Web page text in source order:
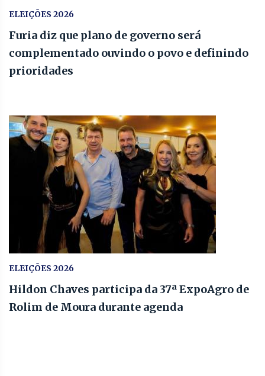
ELEIÇÕES 2026
Furia diz que plano de governo será
complementado ouvindo o povo e definindo
prioridades
ELEIÇÕES 2026
Hildon Chaves participa da 37ª ExpoAgro de
Rolim de Moura durante agenda